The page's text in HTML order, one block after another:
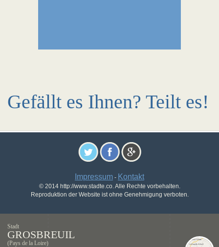
Gefällt es Ihnen? Teilt es!
Impressum - Kontakt
© 2014 http://www.stadte.co. Alle Rechte vorbehalten.
Reproduktion der Website ist ohne Genehmigung verboten.
Stadt
GROSBREUIL
(Pays de la Loire)